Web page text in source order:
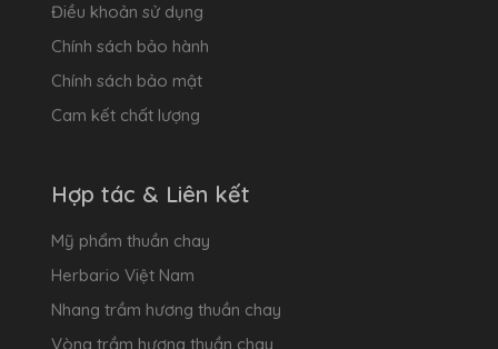
Điều khoản sử dụng
Chính sách bảo hành
Chính sách bảo mật
Cam kết chất lượng
Hợp tác & Liên kết
Mỹ phẩm thuần chay
Herbario Việt Nam
Nhang trầm hương thuần chay
Vòng trầm hương thuần chay